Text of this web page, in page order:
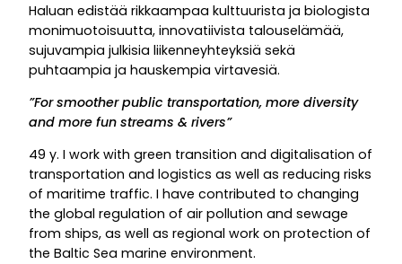
Haluan edistää rikkaampaa kulttuurista ja biologista
monimuotoisuutta, innovatiivista talouselämää,
sujuvampia julkisia liikenneyhteyksiä sekä
puhtaampia ja hauskempia virtavesiä.
”For smoother public transportation, more diversity
and more fun streams & rivers”
49 y. I work with green transition and digitalisation of
transportation and logistics as well as reducing risks
of maritime traffic. I have contributed to changing
the global regulation of air pollution and sewage
from ships, as well as regional work on protection of
the Baltic Sea marine environment.